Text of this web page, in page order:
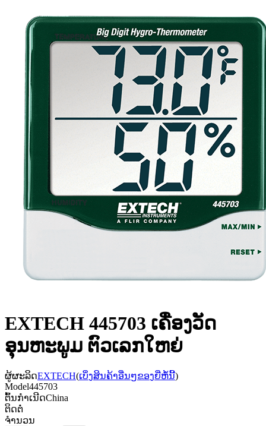
EXTECH 445703 ເຄື່ອງວັດ
ອຸນຫະພູມ ຕົວເລກໃຫຍ່
ຜູ້ຜະລິດEXTECH(ເບິ່ງສິນຄ້າອື່ນໆຂອງຍີ່ຫໍ້ນີ້)
Model445703
ຕົ້ນກຳເນີດChina
ຕິດຕໍ່
ຈຳນວນ